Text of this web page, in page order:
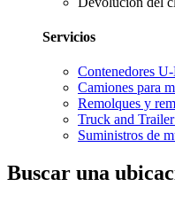
Servicios
Contenedores
Camiones para
Remolques y
Truck and
Suministros de
Buscar una